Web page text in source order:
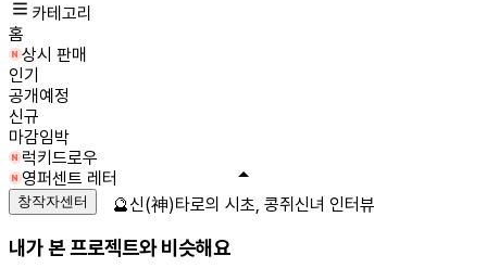
카테고리
홈
상시 판매
인기
공개예정
신규
마감임박
럭키드로우
영퍼센트 레터
창작자센터
내가 본 프로젝트와 비슷해요
🔮신(神)타로의 시초, 콩쥐신녀 인터뷰